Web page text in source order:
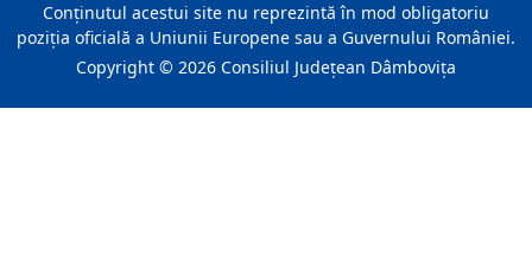
Conţinutul acestui site nu reprezintă în mod obligatoriu
poziţia oficială a Uniunii Europene sau a Guvernului României.
Copyright © 2026 Consiliul Judeţean Dâmboviţa